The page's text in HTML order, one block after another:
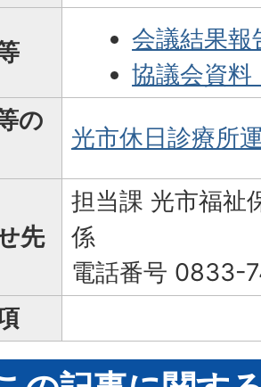
会議結果
協議会資
の
光市休日診療所
先
担当課 光市福祉
係
電話番号 0833-